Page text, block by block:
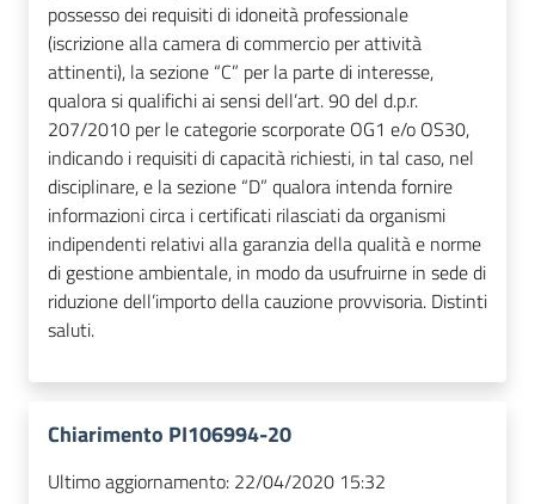
possesso dei requisiti di idoneità professionale
(iscrizione alla camera di commercio per attività
attinenti), la sezione “C” per la parte di interesse,
qualora si qualifichi ai sensi dell’art. 90 del d.p.r.
207/2010 per le categorie scorporate OG1 e/o OS30,
indicando i requisiti di capacità richiesti, in tal caso, nel
disciplinare, e la sezione “D” qualora intenda fornire
informazioni circa i certificati rilasciati da organismi
indipendenti relativi alla garanzia della qualità e norme
di gestione ambientale, in modo da usufruirne in sede di
riduzione dell’importo della cauzione provvisoria. Distinti
saluti.
Chiarimento PI106994-20
Ultimo aggiornamento: 22/04/2020 15:32